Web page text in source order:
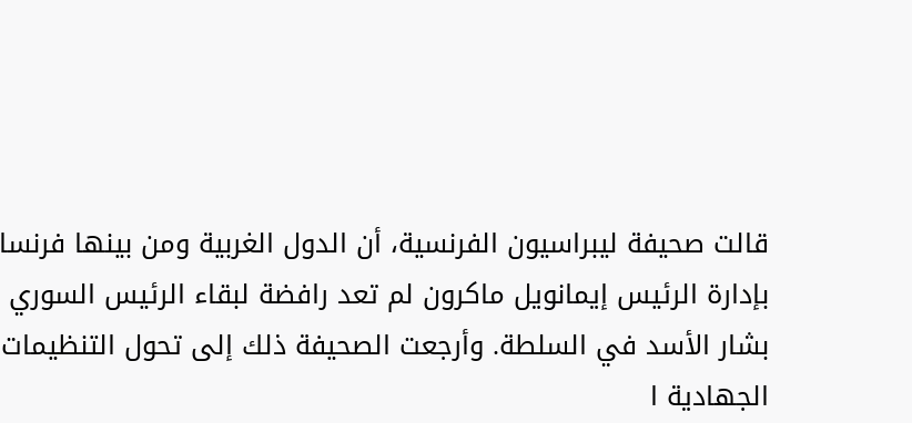
قالت صحيفة ليبراسيون الفرنسية، أن الدول الغربية ومن بينها فرنسا
بإدارة الرئيس إيمانويل ماكرون لم تعد رافضة لبقاء الرئيس السوري
بشار الأسد في السلطة. وأرجعت الصحيفة ذلك إلى تحول التنظيمات
الجهادية ا